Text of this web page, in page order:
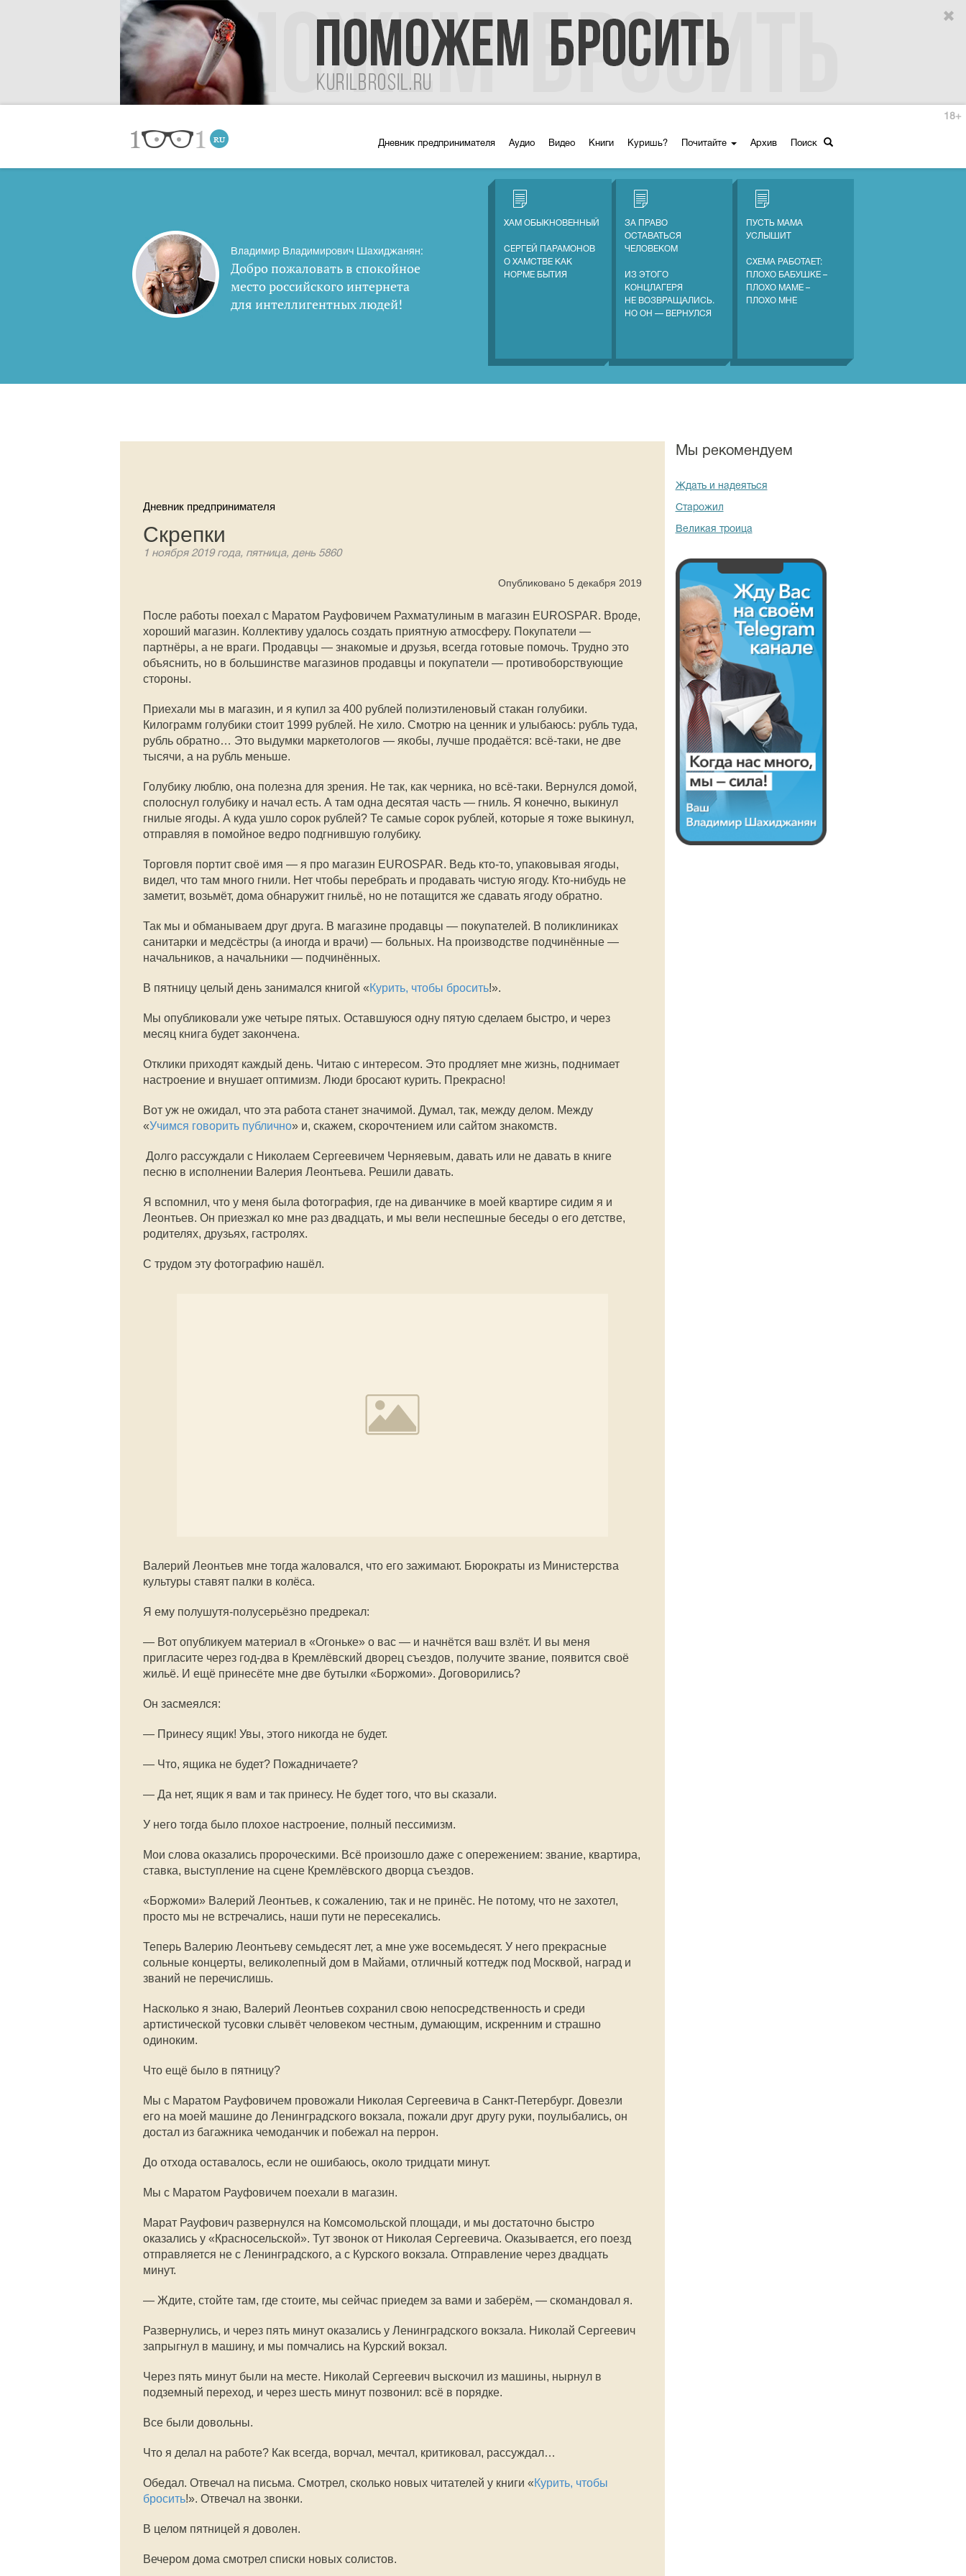
Дневник предпринимателя Аудио Видео Книги Куришь? Почитайте Архив Поиск
18+
Владимир Владимирович Шахиджанян:
Добро пожаловать в спокойное
место российского интернета
для интеллигентных людей!
ХАМ ОБЫКНОВЕННЫЙ
СЕРГЕЙ ПАРАМОНОВ
О ХАМСТВЕ КАК
НОРМЕ БЫТИЯ
ЗА ПРАВО
ОСТАВАТЬСЯ
ЧЕЛОВЕКОМ
ИЗ ЭТОГО
КОНЦЛАГЕРЯ
НЕ ВОЗВРАЩАЛИСЬ.
НО ОН — ВЕРНУЛСЯ
ПУСТЬ МАМА
УСЛЫШИТ
СХЕМА РАБОТАЕТ:
ПЛОХО БАБУШКЕ –
ПЛОХО МАМЕ –
ПЛОХО МНЕ
Дневник предпринимателя
Скрепки
1 ноября 2019 года, пятница, день 5860
Опубликовано 5 декабря 2019
После работы поехал с Маратом Рауфовичем Рахматулиным в магазин EUROSPAR. Вроде,
хороший магазин. Коллективу удалось создать приятную атмосферу. Покупатели —
партнёры, а не враги. Продавцы — знакомые и друзья, всегда готовые помочь. Трудно это
объяснить, но в большинстве магазинов продавцы и покупатели — противоборствующие
стороны.
Приехали мы в магазин, и я купил за 400 рублей полиэтиленовый стакан голубики.
Килограмм голубики стоит 1999 рублей. Не хило. Смотрю на ценник и улыбаюсь: рубль туда,
рубль обратно… Это выдумки маркетологов — якобы, лучше продаётся: всё-таки, не две
тысячи, а на рубль меньше.
Голубику люблю, она полезна для зрения. Не так, как черника, но всё-таки. Вернулся домой,
сполоснул голубику и начал есть. А там одна десятая часть — гниль. Я конечно, выкинул
гнилые ягоды. А куда ушло сорок рублей? Те самые сорок рублей, которые я тоже выкинул,
отправляя в помойное ведро подгнившую голубику.
Торговля портит своё имя — я про магазин EUROSPAR. Ведь кто-то, упаковывая ягоды,
видел, что там много гнили. Нет чтобы перебрать и продавать чистую ягоду. Кто-нибудь не
заметит, возьмёт, дома обнаружит гнильё, но не потащится же сдавать ягоду обратно.
Так мы и обманываем друг друга. В магазине продавцы — покупателей. В поликлиниках
санитарки и медсёстры (а иногда и врачи) — больных. На производстве подчинённые —
начальников, а начальники — подчинённых.
В пятницу целый день занимался книгой «Курить, чтобы бросить!».
Мы опубликовали уже четыре пятых. Оставшуюся одну пятую сделаем быстро, и через
месяц книга будет закончена.
Отклики приходят каждый день. Читаю с интересом. Это продляет мне жизнь, поднимает
настроение и внушает оптимизм. Люди бросают курить. Прекрасно!
Вот уж не ожидал, что эта работа станет значимой. Думал, так, между делом. Между
«Учимся говорить публично» и, скажем, скорочтением или сайтом знакомств.
Долго рассуждали с Николаем Сергеевичем Черняевым, давать или не давать в книге
песню в исполнении Валерия Леонтьева. Решили давать.
Я вспомнил, что у меня была фотография, где на диванчике в моей квартире сидим я и
Леонтьев. Он приезжал ко мне раз двадцать, и мы вели неспешные беседы о его детстве,
родителях, друзьях, гастролях.
С трудом эту фотографию нашёл.
Валерий Леонтьев мне тогда жаловался, что его зажимают. Бюрократы из Министерства
культуры ставят палки в колёса.
Я ему полушутя-полусерьёзно предрекал:
— Вот опубликуем материал в «Огоньке» о вас — и начнётся ваш взлёт. И вы меня
пригласите через год-два в Кремлёвский дворец съездов, получите звание, появится своё
жильё. И ещё принесёте мне две бутылки «Боржоми». Договорились?
Он засмеялся:
— Принесу ящик! Увы, этого никогда не будет.
— Что, ящика не будет? Пожадничаете?
— Да нет, ящик я вам и так принесу. Не будет того, что вы сказали.
У него тогда было плохое настроение, полный пессимизм.
Мои слова оказались пророческими. Всё произошло даже с опережением: звание, квартира,
ставка, выступление на сцене Кремлёвского дворца съездов.
«Боржоми» Валерий Леонтьев, к сожалению, так и не принёс. Не потому, что не захотел,
просто мы не встречались, наши пути не пересекались.
Теперь Валерию Леонтьеву семьдесят лет, а мне уже восемьдесят. У него прекрасные
сольные концерты, великолепный дом в Майами, отличный коттедж под Москвой, наград и
званий не перечислишь.
Насколько я знаю, Валерий Леонтьев сохранил свою непосредственность и среди
артистической тусовки слывёт человеком честным, думающим, искренним и страшно
одиноким.
Что ещё было в пятницу?
Мы с Маратом Рауфовичем провожали Николая Сергеевича в Санкт-Петербург. Довезли
его на моей машине до Ленинградского вокзала, пожали друг другу руки, поулыбались, он
достал из багажника чемоданчик и побежал на перрон.
До отхода оставалось, если не ошибаюсь, около тридцати минут.
Мы с Маратом Рауфовичем поехали в магазин.
Марат Рауфович развернулся на Комсомольской площади, и мы достаточно быстро
оказались у «Красносельской». Тут звонок от Николая Сергеевича. Оказывается, его поезд
отправляется не с Ленинградского, а с Курского вокзала. Отправление через двадцать
минут.
— Ждите, стойте там, где стоите, мы сейчас приедем за вами и заберём, — скомандовал я.
Развернулись, и через пять минут оказались у Ленинградского вокзала. Николай Сергеевич
запрыгнул в машину, и мы помчались на Курский вокзал.
Через пять минут были на месте. Николай Сергеевич выскочил из машины, нырнул в
подземный переход, и через шесть минут позвонил: всё в порядке.
Все были довольны.
Что я делал на работе? Как всегда, ворчал, мечтал, критиковал, рассуждал…
Обедал. Отвечал на письма. Смотрел, сколько новых читателей у книги «Курить, чтобы
бросить!». Отвечал на звонки.
В целом пятницей я доволен.
Вечером дома смотрел списки новых солистов.
Мы рекомендуем
Ждать и надеяться
Старожил
Великая троица